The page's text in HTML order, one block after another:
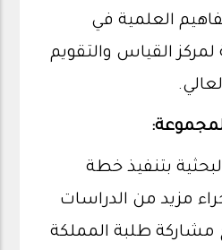
العلمية في
لمركز القياس والتقويم
بتنفيذ خطة
مزيد من الدراسات
مشاركة طلبة المملكة